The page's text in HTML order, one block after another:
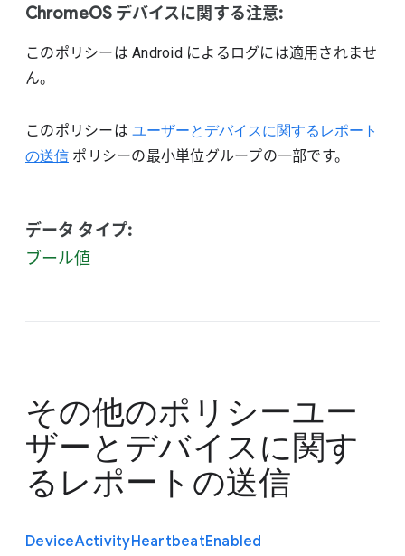
ChromeOS デバイスに関する注意:
このポリシーは Android によるログには適用されませ
ん。
このポリシーはユーザーとデバイスに関するレポート
の送信 ポリシーの最小単位グループの一部です。
データ タイプ:
ブール値
その他のポリシーユー
ザーとデバイスに関す
るレポートの送信
DeviceActivityHeartbeatEnabled